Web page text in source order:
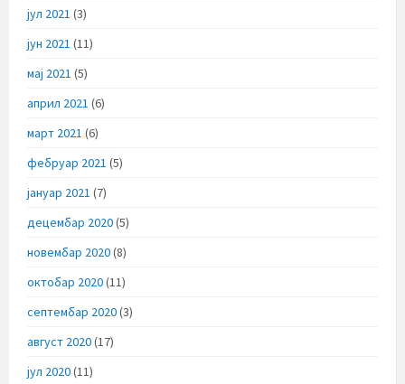
јул 2021 (3)
јун 2021 (11)
мај 2021 (5)
април 2021 (6)
март 2021 (6)
фебруар 2021 (5)
јануар 2021 (7)
децембар 2020(5)
новембар 2020(8)
октобар 2020(11)
септембар 2020(3)
август 2020(17)
јул 2020(11)